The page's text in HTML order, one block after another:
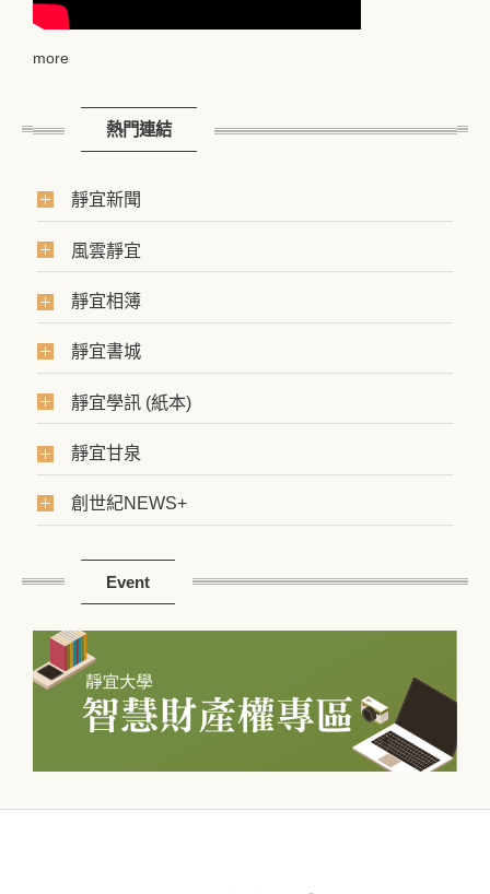
more
熱門連結
靜宜新聞
風雲靜宜
靜宜相簿
靜宜書城
靜宜學訊 (紙本)
靜宜甘泉
創世紀NEWS+
Event